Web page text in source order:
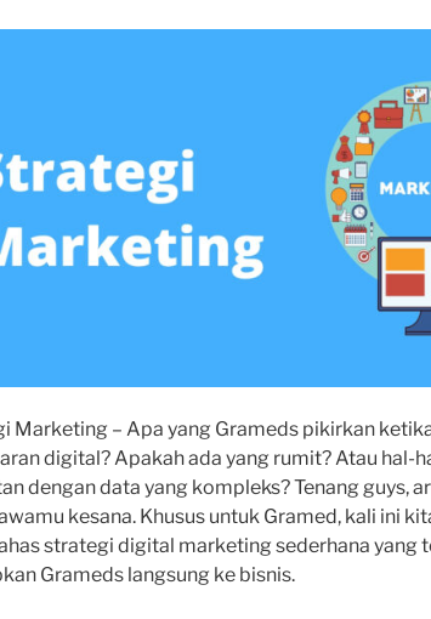
Marketing – Apa yang Grameds pikirkan
digital? Apakah ada yang rumit? Atau hal-
dengan data yang kompleks? Tenang guys,
kesana. Khusus untuk Gramed, kali ini
strategi digital marketing sederhana yang
Grameds langsung ke bisnis.